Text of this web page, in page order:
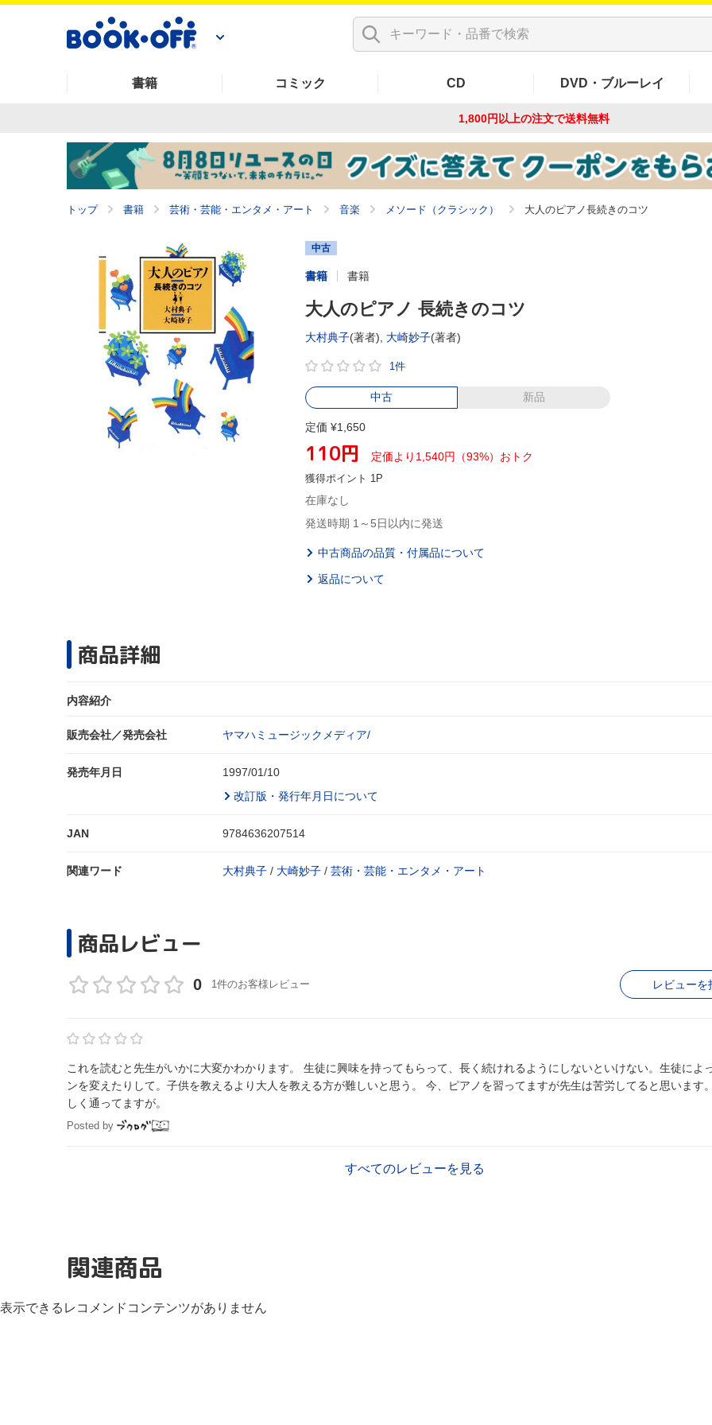
書籍 コミック CD DVD・ブルーレイ
1,800円以上の注文で送料無料
トップ 書籍 芸術・芸能・エンタメ・アート 音楽 メソード（クラシック） 大人のピアノ長続きのコツ
中古
書籍 書籍
大人のピアノ 長続きのコツ
大村典子(著者), 大崎妙子(著者)
1件
中古 新品
定価 ¥1,650
110円 定価より1,540円（93%）おトク
獲得ポイント 1P
在庫なし
発送時期 1～5日以内に発送
中古商品の品質・付属品について
返品について
商品詳細
内容紹介
販売会社／発売会社 ヤマハミュージックメディア/
発売年月日
1997/01/10
改訂版・発行年月日について
JAN 9784636207514
関連ワード 大村典子 / 大崎妙子 / 芸術・芸能・エンタメ・アート
商品レビュー
0 1件のお客様レビュー レビューを
これを読むと先生がいかに大変かわかります。 生徒に興味を持ってもらって、長く続けれるようにしないといけない。生徒によ
ンを変えたりして。子供を教えるより大人を教える方が難しいと思う。 今、ピアノを習ってますが先生は苦労してると思います。 私は楽
しく通ってますが。
Posted by
すべてのレビューを見る
関連商品
表示できるレコメンドコンテンツがありません